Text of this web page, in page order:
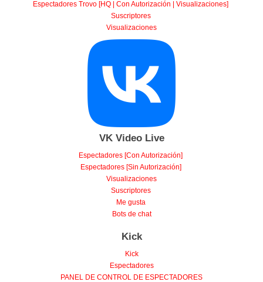
Espectadores Trovo [HQ | Con Autorización | Visualizaciones]
Suscriptores
Visualizaciones
VK Video Live
Espectadores [Con Autorización]
Espectadores [Sin Autorización]
Visualizaciones
Suscriptores
Me gusta
Bots de chat
Kick
Kick
Espectadores
PANEL DE CONTROL DE ESPECTADORES